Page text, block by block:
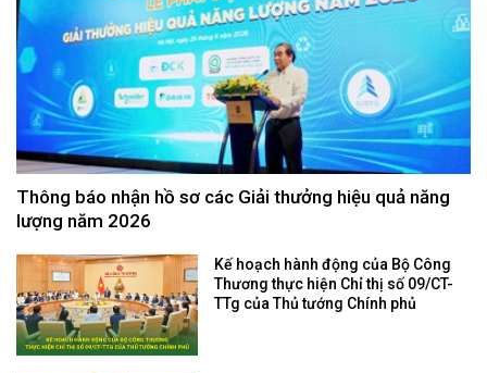
Thông báo nhận hồ sơ các Giải thưởng hiệu quả năng
lượng năm 2026
Kế hoạch hành động của Bộ Công
Thương thực hiện Chỉ thị số 09/CT-
TTg của Thủ tướng Chính phủ